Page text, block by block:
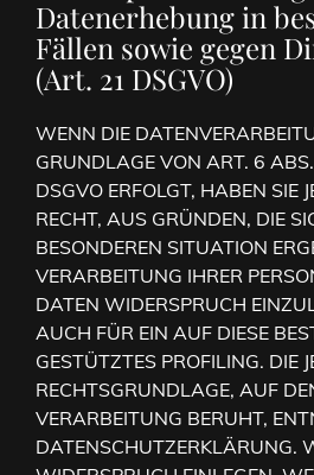
Datenerhebung in
Fällen sowie gegen
(Art. 21 DSGVO)
WENN DIE
GRUNDLAGE VON ART. 6
DSGVO ERFOLGT, HABEN SIE
RECHT, AUS GRÜNDEN, DIE
BESONDEREN SITUATION
VERARBEITUNG IHRER
DATEN WIDERSPRUCH
AUCH FÜR EIN AUF DIESE
GESTÜTZTES PROFILING. DIE
RECHTSGRUNDLAGE, AUF
VERARBEITUNG BERUHT,
DATENSCHUTZERKLÄRUNG.